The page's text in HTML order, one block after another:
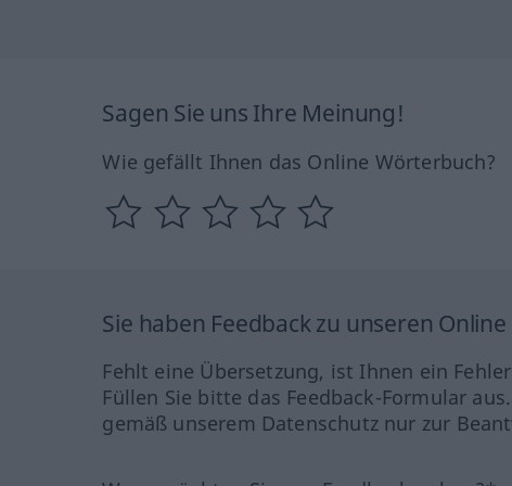
Sagen Sie uns Ihre Meinung!
Wie gefällt Ihnen das Online Wörterbuch?
Sie haben Feedback zu unseren
Fehlt eine Übersetzung, ist Ihnen ein
Füllen Sie bitte das Feedback-Formular
gemäß unserem Datenschutz nur zur